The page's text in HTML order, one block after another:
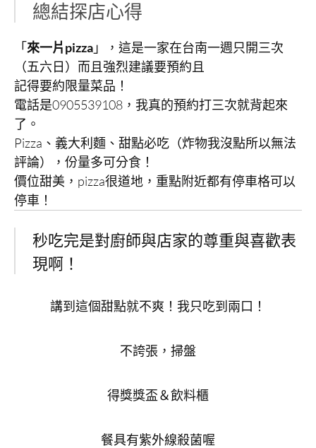
總結探店心得
「來一片pizza 」，這是一家在台南一週只開三次
（五六日）而且強烈建議要預約且
記得要約限量菜品！
電話是0905539108，我真的預約打三次就背起來
了。
Pizza、義大利麵、甜點必吃（炸物我沒點所以無法
評論），份量多可分食！
價位甜美，pizza很道地，重點附近都有停車格可以
停車！
秒吃完是對廚師與店家的尊重與喜歡表
現啊！
講到這個甜點就不爽！我只吃到兩口！
不誇張，掃盤
得獎獎盃＆飲料櫃
餐具有紫外線殺菌喔